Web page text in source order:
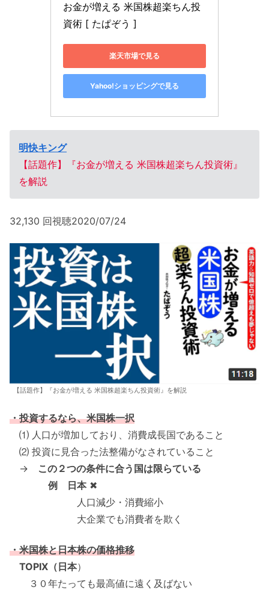
お金が増える 米国株超楽ちん投
資術 [ たぱぞう ]
楽天市場で見る
Yahoo!ショッピングで見る
明快キング
【話題作】『お金が増える 米国株超楽ちん投資術』
を解説
32,130 回視聴2020/07/24
【話題作】『お金が増える 米国株超楽ちん投資術』を解説
・投資するなら、米国株一択
⑴ 人口が増加しており、消費成長国であること
⑵ 投資に見合った法整備がなされていること
→ この２つの条件に合う国は限らている
例 日本✖
人口減少・消費縮小
大企業でも消費者を欺く
・米国株と日本株の価格推移
TOPIX（日本）
３０年たっても最高値に遠く及ばない